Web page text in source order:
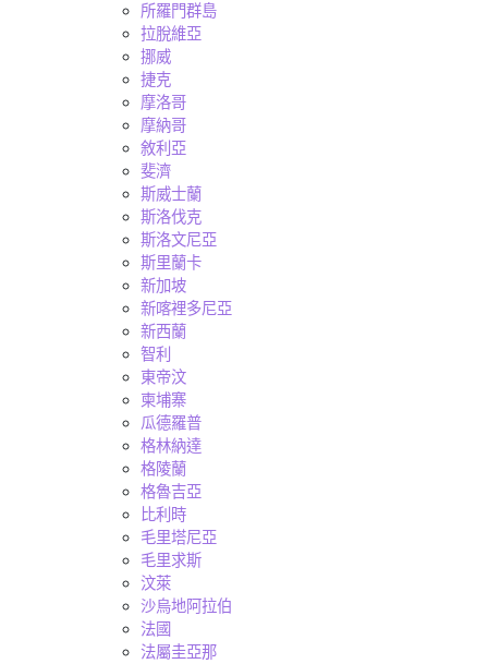
所羅門群島
拉脫維亞
挪威
捷克
摩洛哥
摩納哥
敘利亞
斐濟
斯威士蘭
斯洛伐克
斯洛文尼亞
斯里蘭卡
新加坡
新喀裡多尼亞
新西蘭
智利
東帝汶
柬埔寨
瓜德羅普
格林納達
格陵蘭
格魯吉亞
比利時
毛里塔尼亞
毛里求斯
汶萊
沙烏地阿拉伯
法國
法屬圭亞那